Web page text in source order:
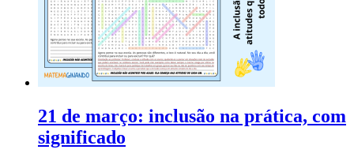
21 de março: inclusão na prática, com
significado